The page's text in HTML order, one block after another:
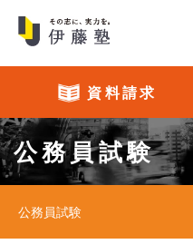
資料請求
公務員試験
公務員試験